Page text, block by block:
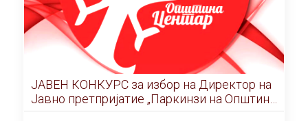
ЈАВЕН КОНКУРС за избор на Директор на
Јавно претпријатие „Паркинзи на Општина
Центар“ – Скопје